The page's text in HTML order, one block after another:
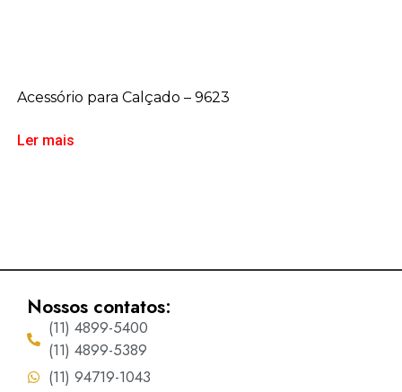
Acessório para Calçado – 9623
Ler mais
Nossos contatos:
(11) 4899-5400
(11) 4899-5389
(11) 94719-1043